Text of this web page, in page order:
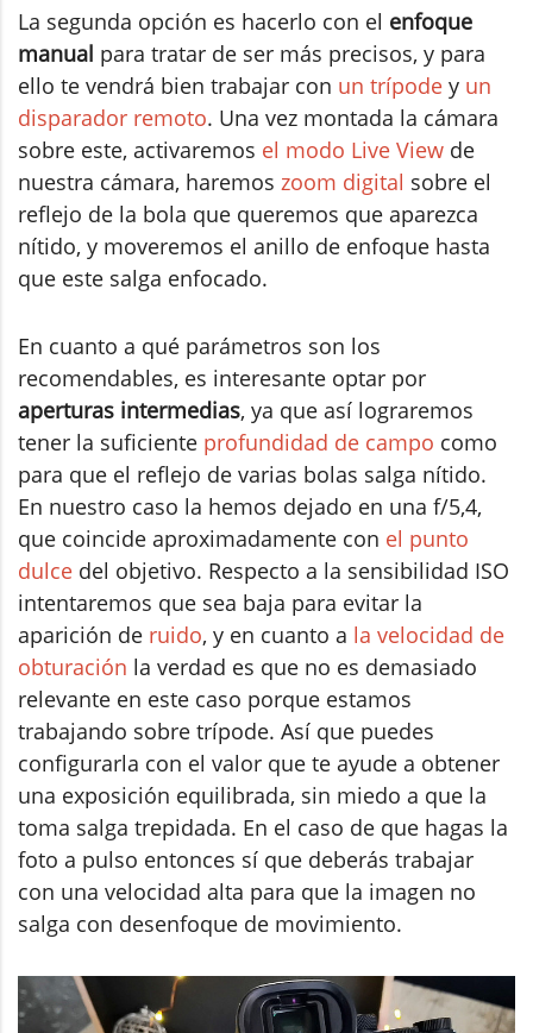
La segunda opción es hacerlo con el enfoque
manual para tratar de ser más precisos, y para
ello te vendrá bien trabajar con un trípode y un
disparador remoto. Una vez montada la cámara
sobre este, activaremos el modo Live View de
nuestra cámara, haremos zoom digital sobre el
reflejo de la bola que queremos que aparezca
nítido, y moveremos el anillo de enfoque hasta
que este salga enfocado.
En cuanto a qué parámetros son los
recomendables, es interesante optar por
aperturas intermedias, ya que así lograremos
tener la suficiente profundidad de campo como
para que el reflejo de varias bolas salga nítido.
En nuestro caso la hemos dejado en una f/5,4,
que coincide aproximadamente con el punto
dulce del objetivo. Respecto a la sensibilidad ISO
intentaremos que sea baja para evitar la
aparición de ruido, y en cuanto a la velocidad de
obturación la verdad es que no es demasiado
relevante en este caso porque estamos
trabajando sobre trípode. Así que puedes
configurarla con el valor que te ayude a obtener
una exposición equilibrada, sin miedo a que la
toma salga trepidada. En el caso de que hagas la
foto a pulso entonces sí que deberás trabajar
con una velocidad alta para que la imagen no
salga con desenfoque de movimiento.